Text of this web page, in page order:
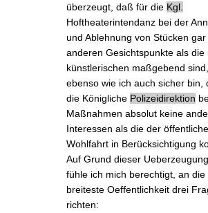
überzeugt, daß für die Kgl.
Hoftheaterintendanz bei der
und Ablehnung von Stücken
anderen Gesichtspunkte als die
künstlerischen maßgebend sind,
ebenso wie ich auch sicher bin,
die Königliche Polizeidirektion
Maßnahmen absolut keine
Interessen als die der
Wohlfahrt in Berücksichtigung
Auf Grund dieser
fühle ich mich berechtigt, an die
breiteste Oeffentlichkeit drei
richten: